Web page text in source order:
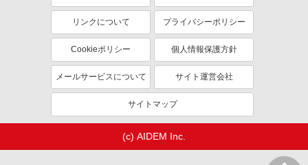
リンクについて プライバシーポリシー
Cookieポリシー 個人情報保護方針
メールサービスについて サイト運営会社
サイトマップ
(c) AIDEM Inc.